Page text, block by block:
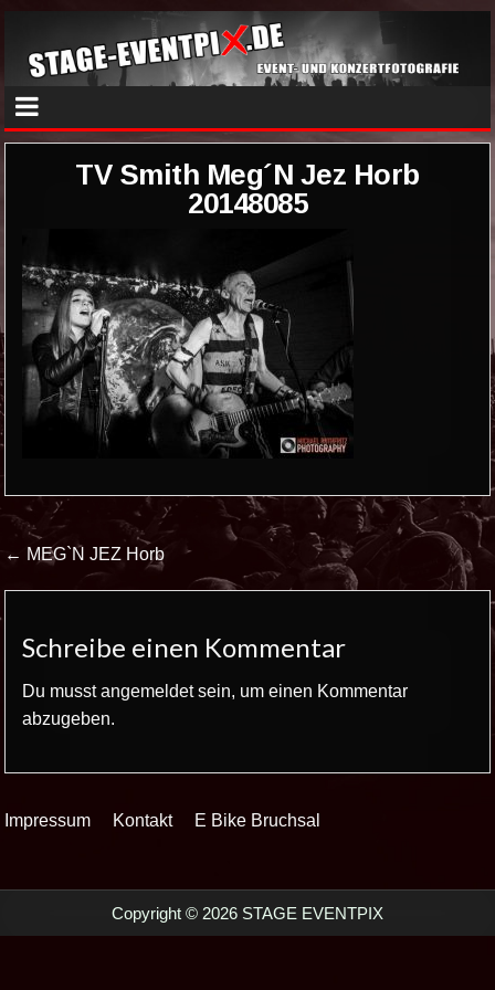
TV Smith Meg´N Jez Horb
20148085
Beitrags-
Navigation
← MEG`N JEZ Horb
Schreibe einen Kommentar
Du musstangemeldetsein, um einen Kommentar
abzugeben.
Impressum Kontakt E Bike Bruchsal
Copyright © 2026 STAGE EVENTPIX